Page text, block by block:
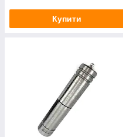
Купити